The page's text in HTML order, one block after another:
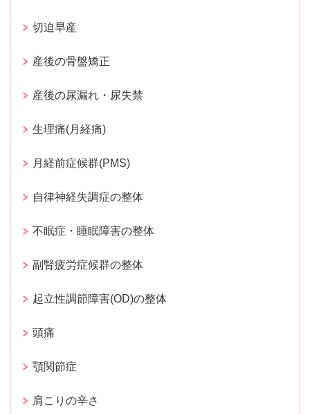
切迫早産
産後の骨盤矯正
産後の尿漏れ・尿失禁
生理痛(月経痛)
月経前症候群(PMS)
自律神経失調症の整体
不眠症・睡眠障害の整体
副腎疲労症候群の整体
起立性調節障害(OD)の整体
頭痛
顎関節症
肩こりの辛さ